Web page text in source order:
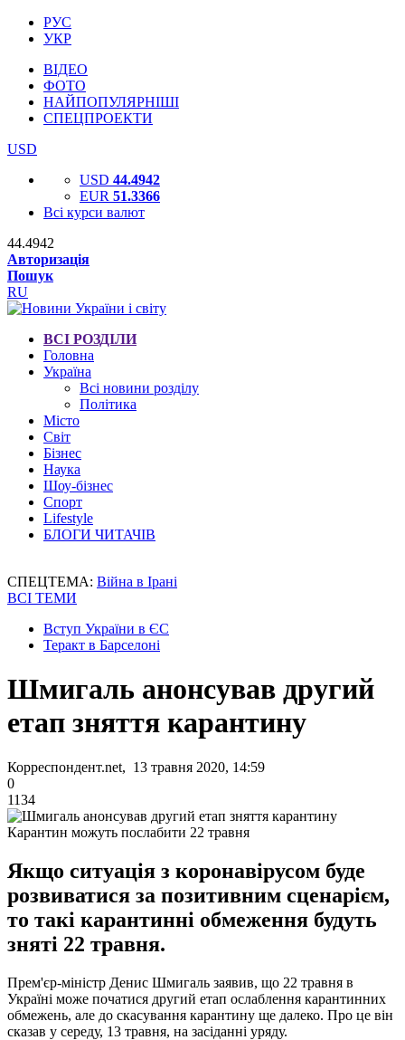
РУС
УКР
ВІДЕО
ФОТО
НАЙПОПУЛЯРНІШІ
СПЕЦПРОЕКТИ
USD
USD 44.4942
EUR 51.3366
Всі курси валют
44.4942
Авторизація
Пошук
RU
ВСІ РОЗДІЛИ
Головна
Україна
Всі новини розділу
Політика
Місто
Світ
Бізнес
Наука
Шоу-бізнес
Спорт
Lifestyle
БЛОГИ ЧИТАЧІВ
СПЕЦТЕМА: Війна в Ірані
ВСІ ТЕМИ
Вступ України в ЄС
Теракт в Барселоні
Шмигаль анонсував другий
етап зняття карантину
Корреспондент.net, 13 травня 2020, 14:59
0
1134
Карантин можуть послабити 22 травня
Якщо ситуація з коронавірусом буде
розвиватися за позитивним сценарієм,
то такі карантинні обмеження будуть
зняті 22 травня.
Прем'єр-міністр Денис Шмигаль заявив, що 22 травня в
Україні може початися другий етап ослаблення карантинних
обмежень, але до скасування карантину ще далеко. Про це він
сказав у середу, 13 травня, на засіданні уряду.